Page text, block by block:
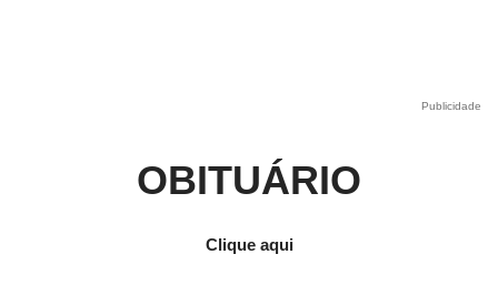
Publicidade
OBITUÁRIO
Clique aqui